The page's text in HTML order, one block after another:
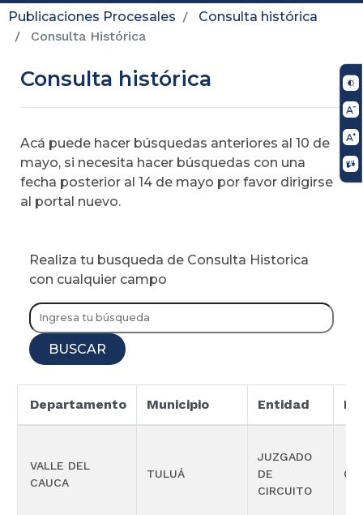
Publicaciones Procesales
Consulta histórica
Consulta Histórica
Consulta histórica
Acá puede hacer búsquedas anteriores al 10 de
mayo, si necesita hacer búsquedas con una
fecha posterior al 14 de mayo por favor dirigirse
al portal nuevo.
Realiza tu busqueda de Consulta Historica
con cualquier campo
BUSCAR
Departamento Municipio Entidad
VALLE DEL
CAUCA
TULUÁ
JUZGADO
DE
CIRCUITO